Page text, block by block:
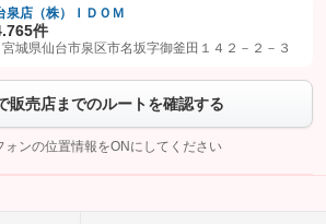
ネットを友だち追加してから「許可する」ボタンを押
ボタンをタップして問い合わせを
い。
こちら
泉店（株）ＩＤＯＭ
65件
城県仙台市泉区市名坂字御釜田１４２－２－３
販売店までのルートを確認する
ォンの位置情報をONにしてください